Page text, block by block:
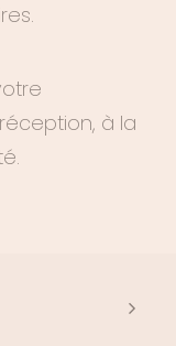
à la